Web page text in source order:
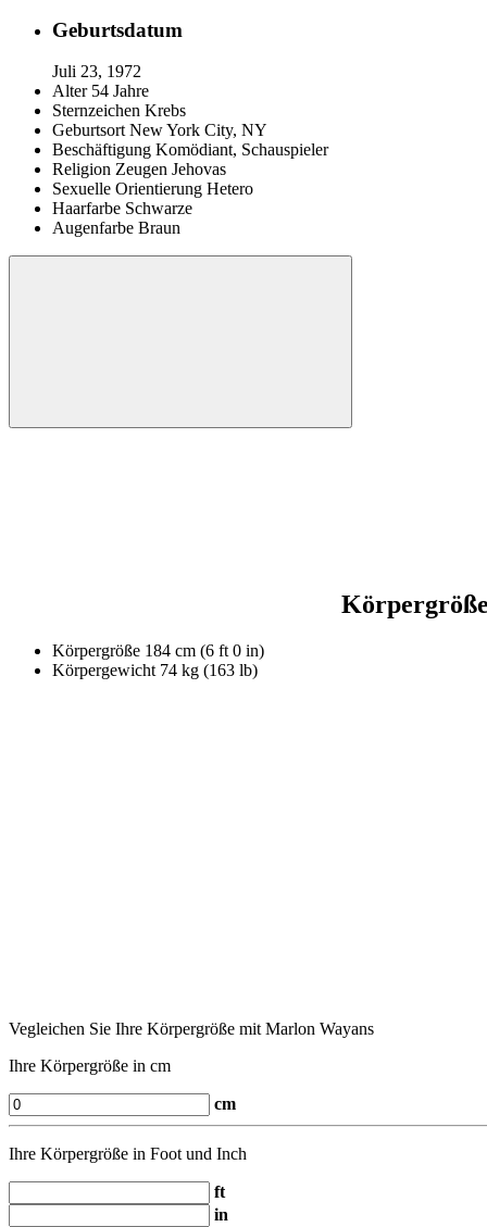
Geburtsdatum
Juli 23, 1972
Alter 54 Jahre
Sternzeichen Krebs
Geburtsort New York City, NY
Beschäftigung Komödiant, Schauspieler
Religion Zeugen Jehovas
Sexuelle Orientierung Hetero
Haarfarbe Schwarze
Augenfarbe Braun
Körpergröße
Körpergröße 184 cm (6 ft 0 in)
Körpergewicht 74 kg (163 lb)
Vegleichen Sie Ihre Körpergröße mit Marlon Wayans
Ihre Körpergröße in cm
cm
Ihre Körpergröße in Foot und Inch
ft
in